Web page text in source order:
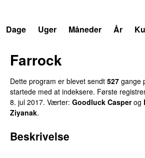
Dage
Uger Måneder År
Farrock
Dette program er blevet sendt 527 gange
startede med at indeksere. Første
8. jul 2017. Værter: Goodluck Casperog
Ziyanak.
Beskrivelse